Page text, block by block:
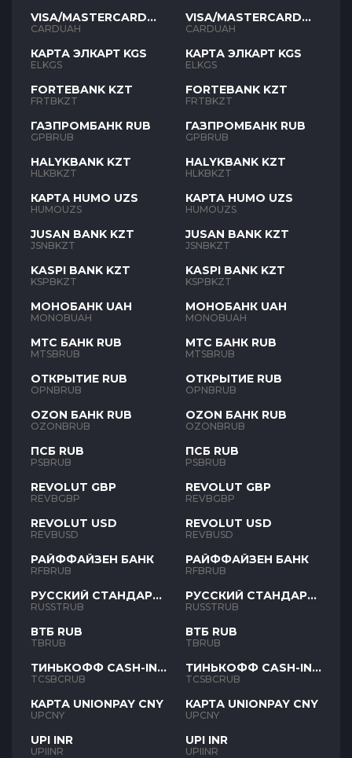
VISA/MASTERCARD
UAH
CARDUAH
КАРТА ЭЛКАРТ KGS
ELKGS
FORTEBANK KZT
FRTBKZT
ГАЗПРОМБАНК RUB
GPBRUB
HALYKBANK KZT
HLKBKZT
КАРТА HUMO UZS
HUMOUZS
JUSAN BANK KZT
JSNBKZT
KASPI BANK KZT
KSPBKZT
МОНОБАНК UAH
MONOBUAH
МТС БАНК RUB
MTSBRUB
ОТКРЫТИЕ RUB
OPNBRUB
OZON БАНК RUB
OZONBRUB
ПСБ RUB
PSBRUB
REVOLUT GBP
REVBGBP
REVOLUT USD
REVBUSD
РАЙФФАЙЗЕН БАНК
RFBRUB
РУССКИЙ СТАНДАРТ
RUB
RUSSTRUB
ВТБ RUB
TBRUB
ТИНЬКОФФ CASH-IN
RUB
TCSBCRUB
КАРТА UNIONPAY CNY
UPCNY
UPI INR
UPIINR
VISA/MASTERCARD
UAH
CARDUAH
КАРТА ЭЛКАРТ KGS
ELKGS
FORTEBANK KZT
FRTBKZT
ГАЗПРОМБАНК RUB
GPBRUB
HALYKBANK KZT
HLKBKZT
КАРТА HUMO UZS
HUMOUZS
JUSAN BANK KZT
JSNBKZT
KASPI BANK KZT
KSPBKZT
МОНОБАНК UAH
MONOBUAH
МТС БАНК RUB
MTSBRUB
ОТКРЫТИЕ RUB
OPNBRUB
OZON БАНК RUB
OZONBRUB
ПСБ RUB
PSBRUB
REVOLUT GBP
REVBGBP
REVOLUT USD
REVBUSD
РАЙФФАЙЗЕН БАНК
RFBRUB
РУССКИЙ СТАНДАРТ
RUB
RUSSTRUB
ВТБ RUB
TBRUB
ТИНЬКОФФ CASH-IN
RUB
TCSBCRUB
КАРТА UNIONPAY CNY
UPCNY
UPI INR
UPIINR